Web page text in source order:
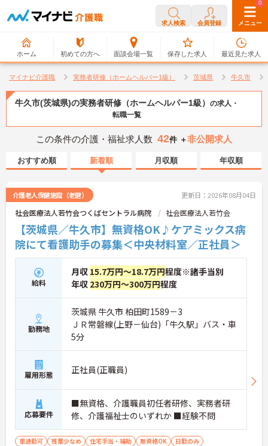
求人検索 会員登録 メニュー
ホーム 初めての方へ 面談会場一覧
0
保存した求人
0
最近見た求人
マイナビ介護職 実務者研修（ホームヘルパー1級） 茨城県 牛久市
牛久市(茨城県)の実務者研修（ホームヘルパー1級） の求人・
転職一覧
この条件の介護・福祉求人数 42件 ＋非公開求人
おすすめ順 新着順 月収順 年収順
介護老人保健施設（老健） 更新日：2026年08月04日
社会医療法人若竹会つくばセントラル病院 社会医療法人若竹会
【茨城県／牛久市】無資格OK♪ケアミックス病
院にて看護助手の募集＜中央材料室／正社員＞
給料
月収 15.7万円～18.7万円程度※諸手当別
年収 230万円～300万円程度
勤務地
茨城県 牛久市 柏田町1589－3
ＪＲ常磐線(上野－仙台)「牛久駅」バス・車
5分
雇用形態 正社員(正職員)
応募要件
■無資格、介護職員初任者研修、実務者研
修、介護福祉士のいずれか ■経験不問
車通勤可 残業少なめ 住宅手当・補助 無資格OK
日勤のみ